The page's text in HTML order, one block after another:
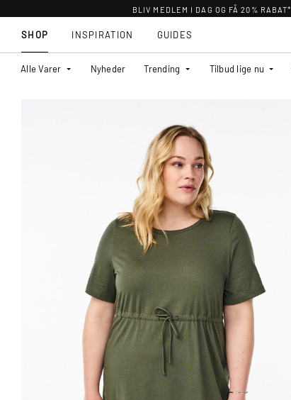
BLIV MEDLEM I DAG OG FÅ 20% RABAT*
SHOP
Alle Varer Nyheder Trending Tilbud lige nu
INSPIRATION GUIDES